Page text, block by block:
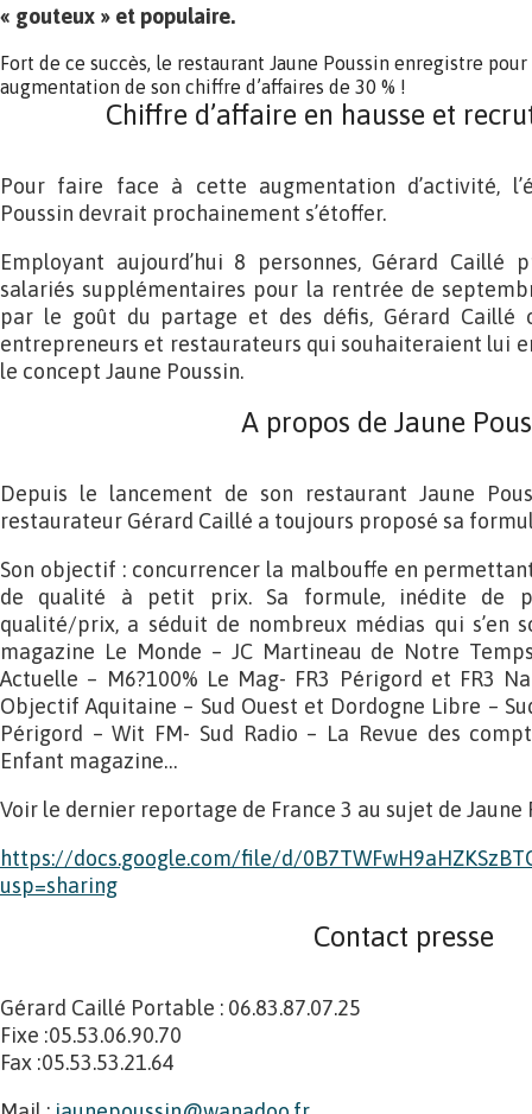
« gouteux » et populaire.
Fort de ce succès, le restaurant Jaune Poussin enregistre
augmentation de son chiffre d’affaires de 30 % !
Chiffre d’affaire en hausse et
Pour faire face à cette augmentation d’activité,
Poussin devrait prochainement s’étoffer.
Employant aujourd’hui 8 personnes, Gérard
salariés supplémentaires pour la rentrée de
par le goût du partage et des défis, Gérard Caillé
entrepreneurs et restaurateurs qui souhaiteraient lui
le concept Jaune Poussin.
A propos de Jaune
Depuis le lancement de son restaurant Jaune
restaurateur Gérard Caillé a toujours proposé sa
Son objectif : concurrencer la malbouffe en
de qualité à petit prix. Sa formule, inédite de
qualité/prix, a séduit de nombreux médias qui s’en
magazine Le Monde – JC Martineau de Notre
Actuelle – M6?100% Le Mag- FR3 Périgord et FR3
Objectif Aquitaine – Sud Ouest et Dordogne Libre –
Périgord – Wit FM- Sud Radio – La Revue des
Enfant magazine…
Voir le dernier reportage de France 3 au sujet de Jaune
https://docs.google.com/file/d/
usp=sharing
Contact presse
Gérard Caillé Portable : 06.83.87.07.25
Fixe :05.53.06.90.70
Fax :05.53.53.21.64